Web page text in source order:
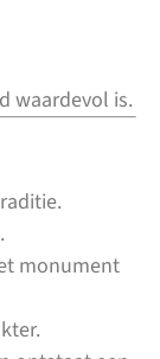
waardevol is.
monument